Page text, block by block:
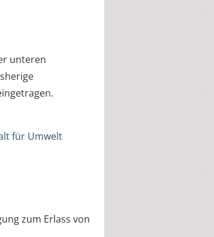
unteren
für Umwelt
zum Erlass von